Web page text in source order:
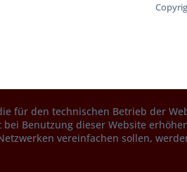
für den technischen Betrieb der
bei Benutzung dieser Website
vereinfachen sollen,